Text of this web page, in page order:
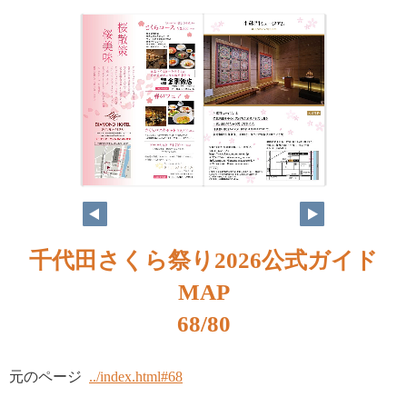
千代田さくら祭り2026公式ガイド
MAP
68/80
元のページ ../index.html#68